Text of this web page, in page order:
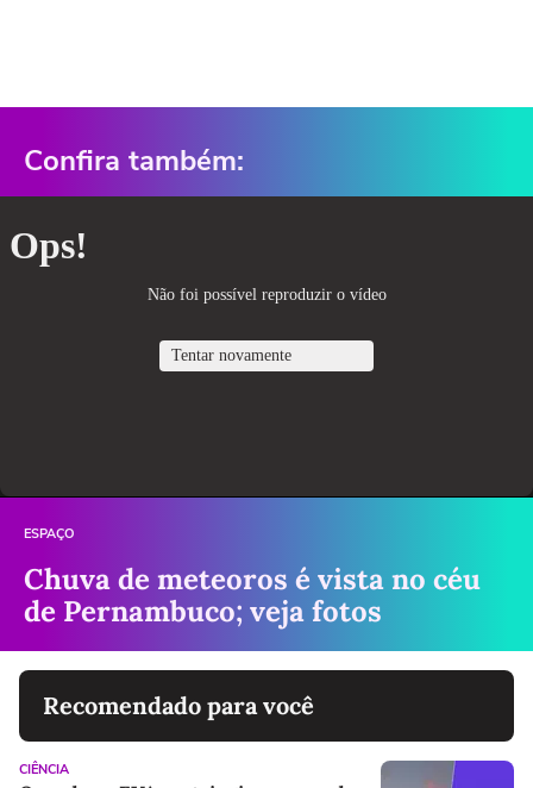
Confira também:
ESPAÇO
Chuva de meteoros é vista no céu
de Pernambuco; veja fotos
Recomendado para você
CIÊNCIA